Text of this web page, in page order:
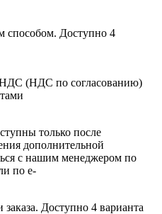
способом. Доступно 4
НДС (НДС по согласованию)
только после
дополнительной
с нашим менеджером по
по e-
Доступно 4 варианта